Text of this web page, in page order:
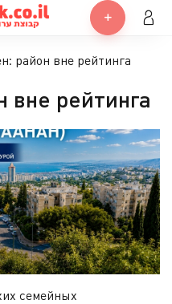
район вне рейтинга
вне рейтинга
семейных